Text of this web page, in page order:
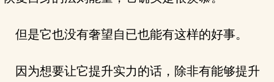
但是它也没有奢望自已也能有这样的好事。
因为想要让它提升实力的话，除非有能够提升